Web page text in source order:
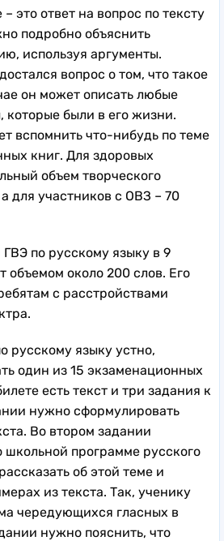
это ответ на вопрос по тексту
подробно объяснить
используя аргументы.
вопрос о том, что такое
он может описать любые
которые были в его жизни.
вспомнить что-нибудь по теме
книг. Для здоровых
объем творческого
для участников с ОВЗ – 70
по русскому языку в 9
объемом около 200 слов. Его
с расстройствами
русскому языку устно,
один из 15 экзаменационных
есть текст и три задания к
нужно сформулировать
Во втором задании
программе русского
об этой теме и
из текста. Так, ученику
чередующихся гласных в
нужно пояснить, что